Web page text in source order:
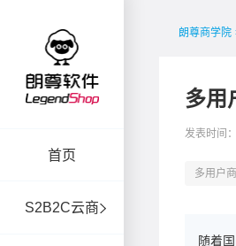
首页
S2B2C云商
朗尊商学院
多用
发表时间
多用户
随着